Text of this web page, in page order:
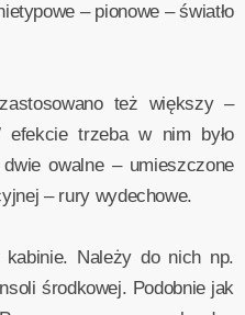
– pionowe – światło
też większy –
trzeba w nim było
owalne – umieszczone
– rury wydechowe.
Należy do nich np.
środkowej. Podobnie jak